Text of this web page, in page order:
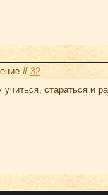
# 32
стараться и